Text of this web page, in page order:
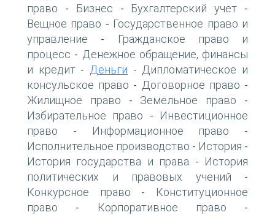
право - Бизнес - Бухгалтерский учет -
Вещное право - Государственное право и
управление -
Гражданское право и
процесс - Денежное обращение, финансы
и кредит- Деньги - Дипломатическое и
консульское право - Договорное право -
Жилищное право - Земельное право -
Избирательное право -
Инвестиционное
право - Информационное право -
Исполнительное производство - История -
История государства и права -
История
политических и правовых учений -
Конкурсное право -
Конституционное
право - Корпоративное право -